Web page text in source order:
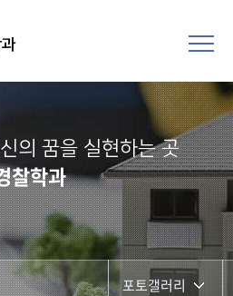
의 꿈을 실현하는 곳​
찰학과
포토갤러리